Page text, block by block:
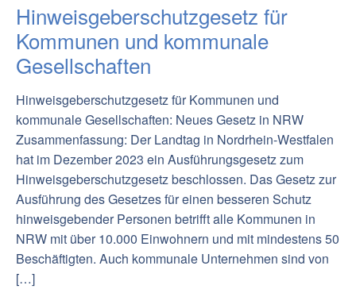
Hinweisgeberschutzgesetz für
Kommunen und kommunale
Gesellschaften
Hinweisgeberschutzgesetz für Kommunen und
kommunale Gesellschaften: Neues Gesetz in NRW
Zusammenfassung: Der Landtag in Nordrhein-Westfalen
hat im Dezember 2023 ein Ausführungsgesetz zum
Hinweisgeberschutzgesetz beschlossen. Das Gesetz zur
Ausführung des Gesetzes für einen besseren Schutz
hinweisgebender Personen betrifft alle Kommunen in
NRW mit über 10.000 Einwohnern und mit mindestens 50
Beschäftigten. Auch kommunale Unternehmen sind von
[…]